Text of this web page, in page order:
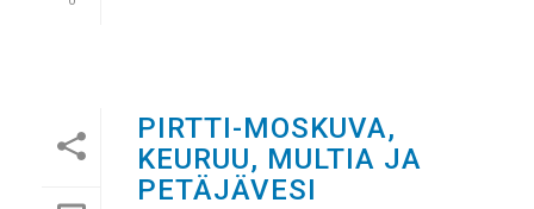
PIRTTI-MOSKUVA,
KEURUU, MULTIA JA
PETÄJÄVESI